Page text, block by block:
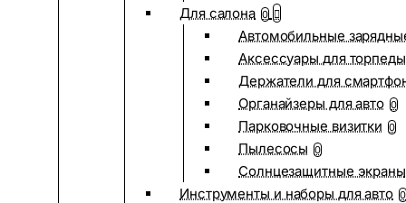
Для салона 0
Автомобильные
Аксессуары для
Держатели для
Органайзеры для авто 0
Парковочные визитки 0
Пылесосы 0
Солнцезащитные экраны
Инструменты и наборы для авто 0